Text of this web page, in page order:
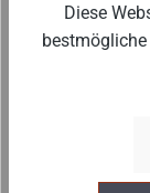
Mythos, stellt
Verbündete am
Regulärer
15,50 €
Preise inkl. MwSt.
Diese